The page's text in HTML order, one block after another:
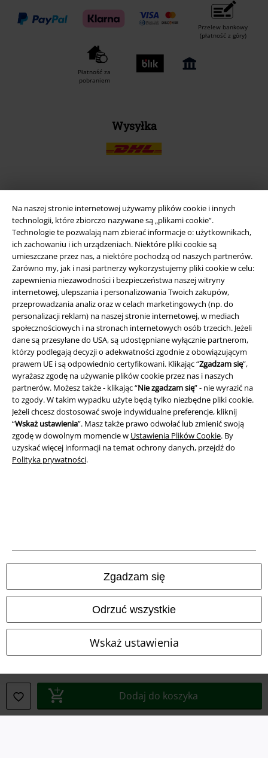
Na naszej stronie internetowej używamy plików cookie i innych
technologii, które zbiorczo nazywane są „plikami cookie”.
Technologie te pozwalają nam zbierać informacje o: użytkownikach,
ich zachowaniu i ich urządzeniach. Niektóre pliki cookie są
umieszczane przez nas, a niektóre pochodzą od naszych partnerów.
Zarówno my, jak i nasi partnerzy wykorzystujemy pliki cookie w celu:
zapewnienia niezawodności i bezpieczeństwa naszej witryny
internetowej, ulepszania i personalizowania Twoich zakupów,
przeprowadzania analiz oraz w celach marketingowych (np. do
personalizacji reklam) na naszej stronie internetowej, w mediach
społecznościowych i na stronach internetowych osób trzecich. Jeżeli
dane są przesyłane do USA, są udostępniane wyłącznie partnerom,
którzy podlegają decyzji o adekwatności zgodnie z obowiązującym
prawem UE i są odpowiednio certyfikowani. Klikając “Zgadzam się”,
wyrażasz zgodę na używanie plików cookie przez nas i naszych
partnerów. Możesz także - klikając “Nie zgadzam się” - nie wyrazić na
to zgody. W takim wypadku użyte będą tylko niezbędne pliki cookie.
Jeżeli chcesz dostosować swoje indywidualne preferencje, kliknij
“Wskaż ustawienia”. Masz także prawo odwołać lub zmienić swoją
zgodę w dowolnym momencie w Ustawienia Plików Cookie. By
uzyskać więcej informacji na temat ochrony danych, przejdź do
Polityka prywatności.
Zgadzam się
Odrzuć wszystkie
Wskaż ustawienia
Dodaj do koszyka
Przelew bankowy
(płatność z góry)
Płatność za
pobraniem
Wysyłka
Ściągnij nową aplikację EMP - ZA DARMO - i korzystaj z nowych
funkcji!
A Warner Music Group Company
Unieszkodliwianie odpadów i ochrona środowiska
Deklaracja Zgodności
Informacje dotyczące dostępności
Ustawienia Plików Cookie
Wszystkie ceny zawierają podatek VAT. Nie zawierają
wysyłki.